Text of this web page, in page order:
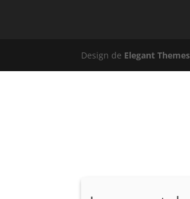
Design de Elegant Themes